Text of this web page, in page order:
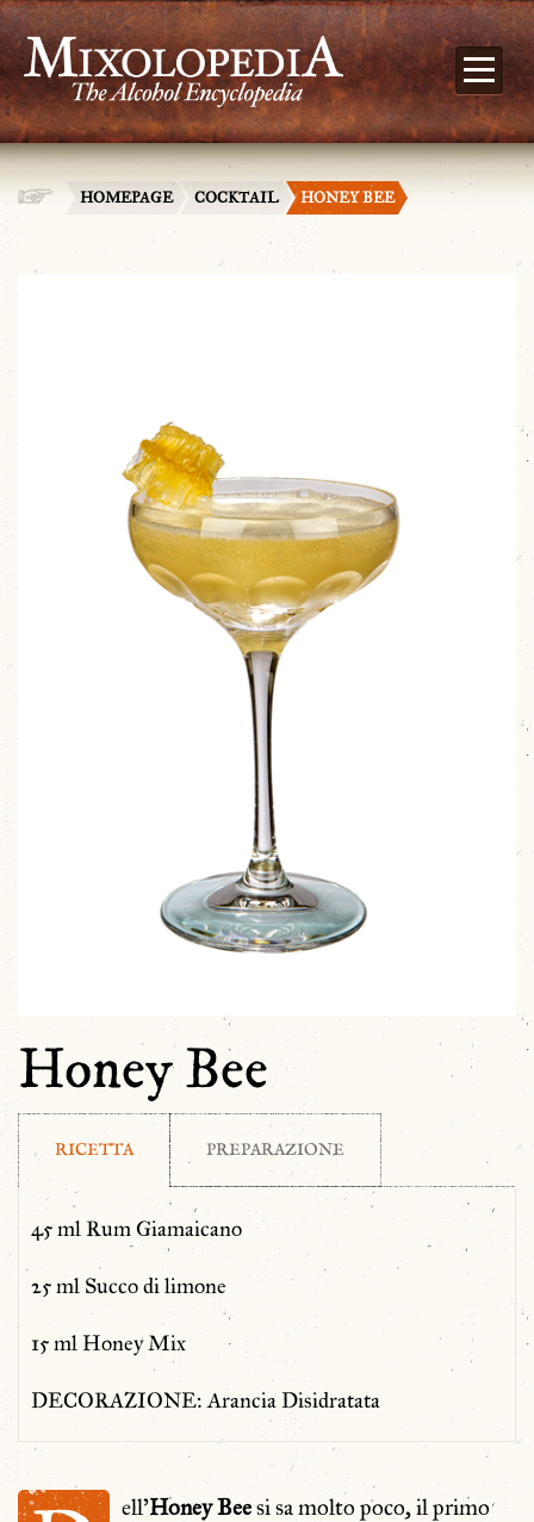
HOMEPAGE COCKTAIL HONEY BEE
Honey Bee
RICETTA PREPARAZIONE
45 ml Rum Giamaicano
25 ml Succo di limone
15 ml Honey Mix
DECORAZIONE: Arancia Disidratata
ell’Honey Beesi sa molto poco, il primo